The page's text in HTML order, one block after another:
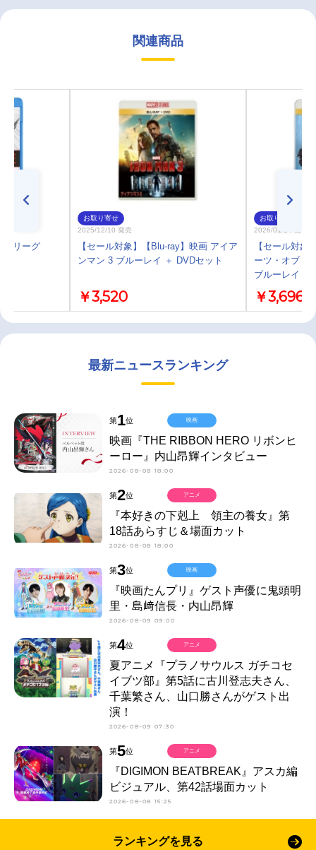
関連商品
・リーグ
お取り寄せ
2025/12/10 発売
【セール対象】【Blu-ray】映画 アイア
ンマン 3 ブルーレイ ＋ DVDセット
￥3,520
お取り寄せ
2026/01/14 発売
【セール対象
ーツ・オブ・
ブルーレイ ＋
￥3,696
最新ニュースランキング
第1位
映画『THE RIBBON HERO リボンヒ
ーロー』内山昂輝インタビュー
2026-08-08 18:00
映画
第2位
『本好きの下剋上 領主の養女』第
18話あらすじ＆場面カット
2026-08-08 18:00
アニメ
第3位
『映画たんプリ』ゲスト声優に鬼頭明
里・島﨑信長・内山昂輝
2026-08-09 09:00
映画
第4位
夏アニメ『プラノサウルス ガチコセ
イブツ部』第5話に古川登志夫さん、
千葉繁さん、山口勝さんがゲスト出
演！
2026-08-09 07:30
アニメ
第5位
『DIGIMON BEATBREAK』アスカ編
ビジュアル、第42話場面カット
2026-08-08 15:25
アニメ
ランキングを見る